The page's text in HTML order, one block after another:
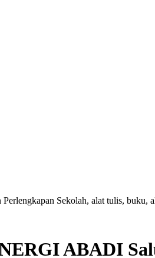
Sekolah, alat tulis, buku,
ABADI